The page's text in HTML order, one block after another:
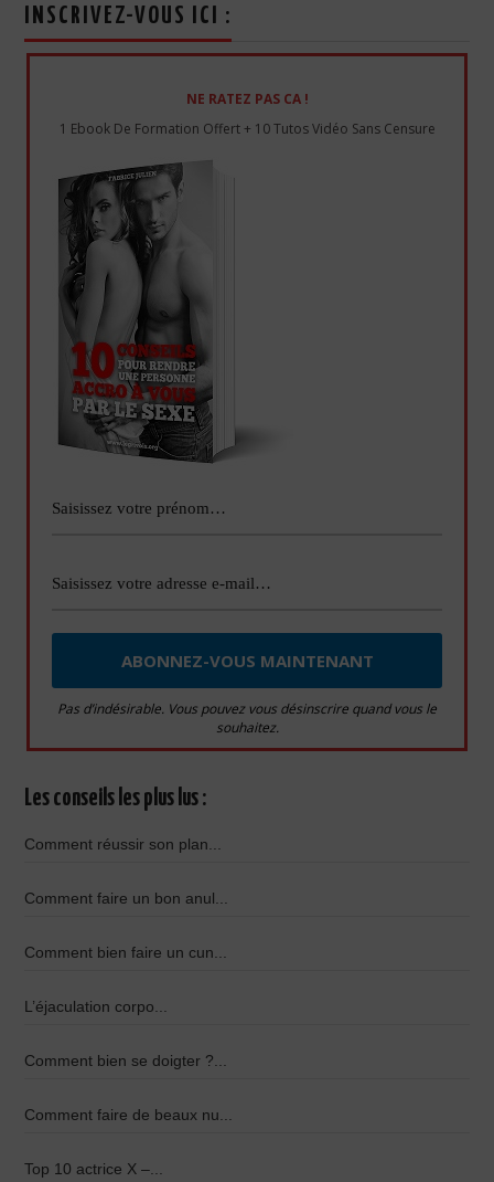
INSCRIVEZ-VOUS ICI :
NE RATEZ PAS CA !
1 Ebook De Formation Offert + 10 Tutos Vidéo Sans Censure
Pas d’indésirable. Vous pouvez vous désinscrire quand vous le
souhaitez.
Les conseils les plus lus :
Comment réussir son plan...
Comment faire un bon anul...
Comment bien faire un cun...
L’éjaculation corpo...
Comment bien se doigter ?...
Comment faire de beaux nu...
Top 10 actrice X –...